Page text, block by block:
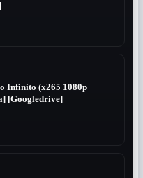
Infinito (x265 1080p
[Googledrive]